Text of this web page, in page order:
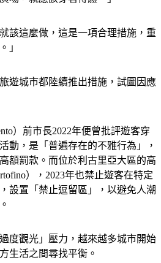
該這麼做，這是一項合理措施，重
」
遊城市都陸續推出措施，試圖因應
）前市長2022年便曾批評遊客穿
動，是「普遍存在的不雅行為」，
額罰款。而位於利古里亞大區的高
），2023年也禁止遊客在特定
設置「禁止逗留區」，以避免人潮
度觀光」壓力，越來越多城市開始
生活之間尋找平衡。